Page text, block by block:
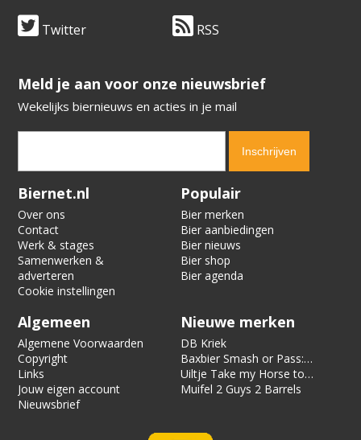
Twitter RSS
​​​​​​​Meld je aan voor onze nieuwsbrief
Wekelijks biernieuws en acties in je mail
Verification code:
Biernet.nl
Over ons
Contact
Werk & stages
Samenwerken &
adverteren
Cookie instellingen
Populair
Bier merken
Bier aanbiedingen
Bier nieuws
Bier shop
Bier agenda
Algemeen
Algemene Voorwaarden
Copyright
Links
Jouw eigen account
Nieuwsbrief
Nieuwe merken
DB Kriek
Baxbier Smash or Pass:
Strata
Uiltje Take my Horse to
the Hotel Room
Muifel 2 Guys 2 Barrels